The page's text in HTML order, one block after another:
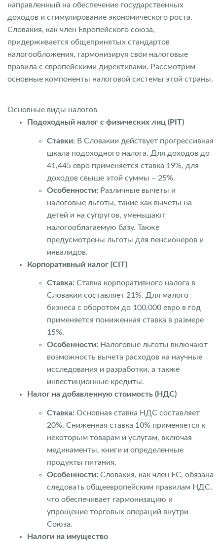
направленный на обеспечение государственных
доходов и стимулирование экономического роста.
Словакия, как член Европейского союза,
придерживается общепринятых стандартов
налогообложения, гармонизируя свои налоговые
правила с европейскими директивами. Рассмотрим
основные компоненты налоговой системы этой страны.
Основные виды налогов
Подоходный налог с физических лиц (PIT)
Ставки: В Словакии действует прогрессивная
шкала подоходного налога. Для доходов до
41,445 евро применяется ставка 19%, для
доходов свыше этой суммы – 25%.
Особенности: Различные вычеты и
налоговые льготы, такие как вычеты на
детей и на супругов, уменьшают
налогооблагаемую базу. Также
предусмотрены льготы для пенсионеров и
инвалидов.
Корпоративный налог (CIT)
Ставка: Ставка корпоративного налога в
Словакии составляет 21%. Для малого
бизнеса с оборотом до 100,000 евро в год
применяется пониженная ставка в размере
15%.
Особенности: Налоговые льготы включают
возможность вычета расходов на научные
исследования и разработки, а также
инвестиционные кредиты.
Налог на добавленную стоимость (НДС)
Ставка: Основная ставка НДС составляет
20%. Сниженная ставка 10% применяется к
некоторым товарам и услугам, включая
медикаменты, книги и определенные
продукты питания.
Особенности: Словакия, как член ЕС, обязана
следовать общеевропейским правилам НДС,
что обеспечивает гармонизацию и
упрощение торговых операций внутри
Союза.
Налоги на имущество